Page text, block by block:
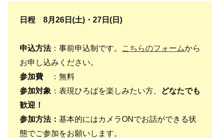
日程 8月26日(土)・27日(日)
申込方法：事前申込制です。 こちらのフォームから
お申し込みください。
参加費 ：無料
参加対象 ：表現ひろばを楽しみたい方、
どなたでも
歓迎！
参加方法： 基本的にはカメラONでお話ができる状
態でご参加をお願いします。